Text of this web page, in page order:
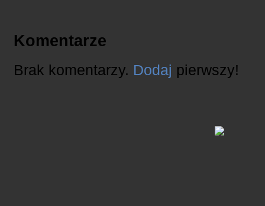
Komentarze
Brak komentarzy. Dodaj pierwszy!